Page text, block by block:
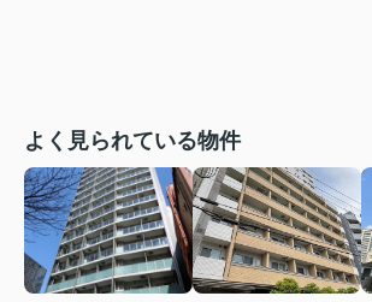
よく見られている物件